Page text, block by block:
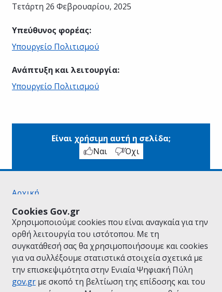
Cookies Gov.gr
Χρησιμοποιούμε cookies που είναι αναγκαία για την
ορθή λειτουργία του ιστότοπου. Με τη
συγκατάθεσή σας θα χρησιμοποιήσουμε και cookies
για να συλλέξουμε στατιστικά στοιχεία σχετικά με
την επισκεψιμότητα στην Ενιαία Ψηφιακή Πύλη
gov.gr με σκοπό τη βελτίωση της επίδοσης και του
Τετάρτη 26 Φεβρουαρίου, 2025
Υπεύθυνος φορέας:
Υπουργείο Πολιτισμού
Ανάπτυξη και λειτουργία:
Υπουργείο Πολιτισμού
Είναι χρήσιμη αυτή η σελίδα;
Ναι
Όχι
Αρχική
Όροι Χρήσης
Πολιτική Απορρήτου
Δήλωση προσβασιμότητας
Πολιτική cookies
Προτάσεις για το gov.gr
Υλοποίηση από το Υπουργείο Ψηφιακής
Διακυβέρνησης